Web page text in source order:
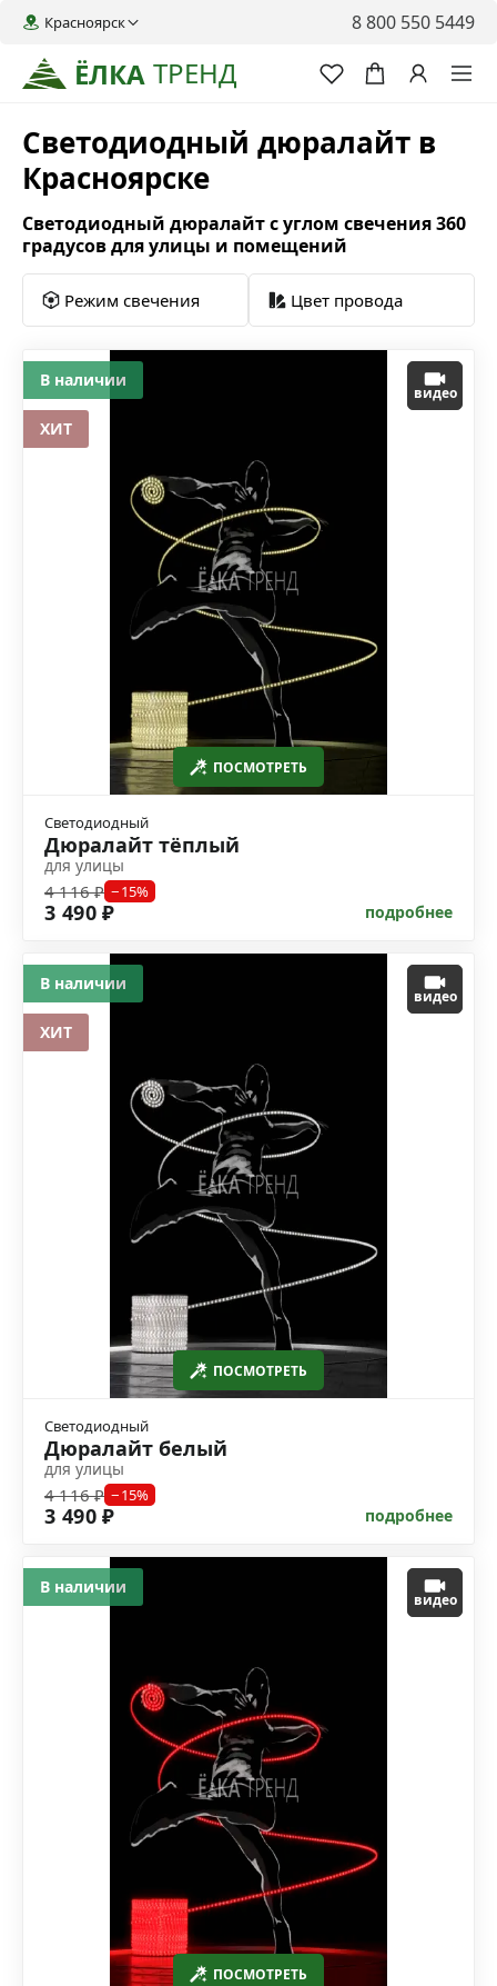
ЁЛКА ТРЕНД
Красноярск 8 800 550 5449
Светодиодный дюралайт в
Красноярске
Светодиодный дюралайт с углом свечения 360
градусов для улицы и помещений
Режим свечения Цвет провода
ПОСМОТРЕТЬ
видео
Светодиодный
Дюралайт тёплый
для улицы
4 116 ₽ −15%
3 490 ₽ подробнее
В наличии
ХИТ
ПОСМОТРЕТЬ
видео
Светодиодный
Дюралайт белый
для улицы
4 116 ₽ −15%
3 490 ₽ подробнее
В наличии
ХИТ
ПОСМОТРЕТЬ
видео
В наличии